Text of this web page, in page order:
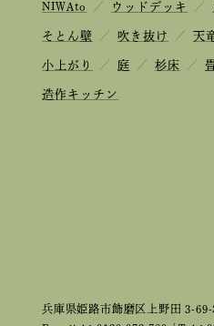
兵庫県姫路市飾磨区上野田 3-69-
NIWAto ／ ウッドデッキ ／
そとん壁 ／ 吹き抜け ／ 天
小上がり ／ 庭 ／ 杉床 ／
造作キッチン